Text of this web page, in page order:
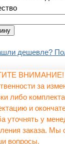
дешевле?
ВНИМАНИЕ!
за
либо
и
уточнять у
заказа. Мы
вопросы.